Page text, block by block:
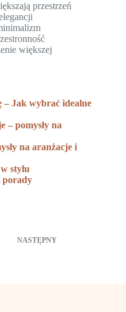
przestrzeń
większej
– Jak wybrać idealne
– pomysły na
na aranżacje i
stylu
porady
NASTĘPNY